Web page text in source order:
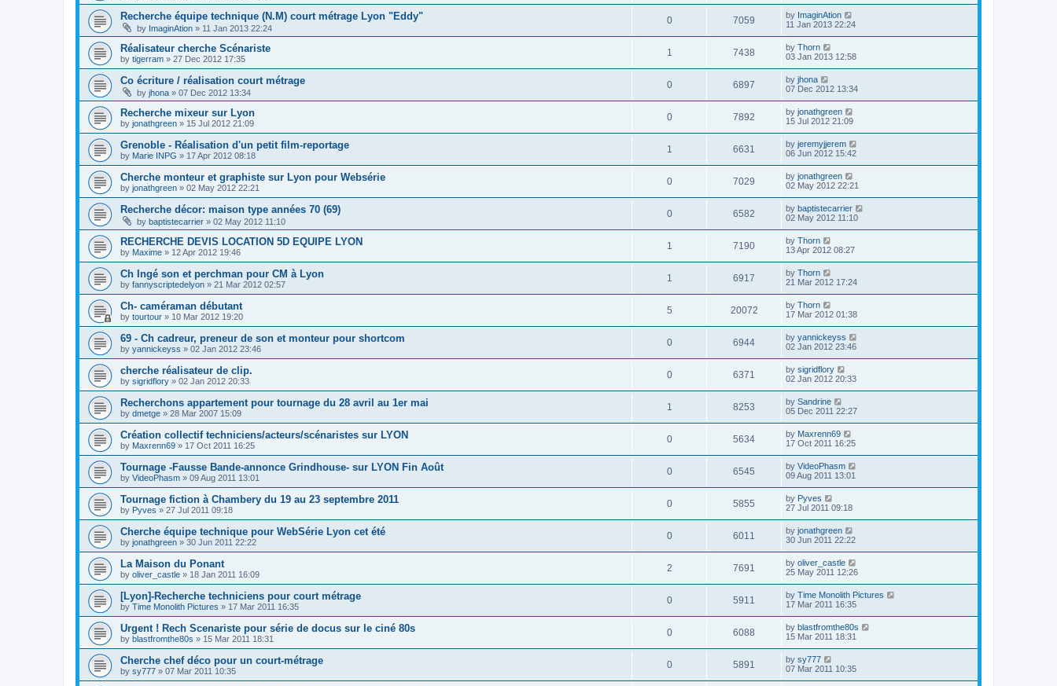
Recherche équipe technique (N.M) court métrage Lyon "Eddy"
by ImaginAtion » 11 Jan 2013 22:24
0 7059 by ImaginAtion
11 Jan 2013 22:24
Réalisateur cherche Scénariste
by tigerram » 27 Dec 2012 17:35
1 7438 by Thorn
03 Jan 2013 12:58
Co écriture / réalisation court métrage
by jhona » 07 Dec 2012 13:34
0 6897 by jhona
07 Dec 2012 13:34
Recherche mixeur sur Lyon
by jonathgreen » 15 Jul 2012 21:09
0 7892 by jonathgreen
15 Jul 2012 21:09
Grenoble - Réalisation d'un petit film-reportage
by Marie INPG » 17 Apr 2012 08:18
1 6631 by jeremyjjerem
06 Jun 2012 15:42
Cherche monteur et graphiste sur Lyon pour Websérie
by jonathgreen » 02 May 2012 22:21
0 7029 by jonathgreen
02 May 2012 22:21
Recherche décor: maison type années 70 (69)
by baptistecarrier » 02 May 2012 11:10
0 6582 by baptistecarrier
02 May 2012 11:10
RECHERCHE DEVIS LOCATION 5D EQUIPE LYON
by Maxime » 12 Apr 2012 19:46
1 7190 by Thorn
13 Apr 2012 08:27
Ch Ingé son et perchman pour CM à Lyon
by fannyscriptedelyon » 21 Mar 2012 02:57
1 6917 by Thorn
21 Mar 2012 17:24
Ch- caméraman débutant
by tourtour » 10 Mar 2012 19:20
5 20072 by Thorn
17 Mar 2012 01:38
69 - Ch cadreur, preneur de son et monteur pour shortcom
by yannickeyss » 02 Jan 2012 23:46
0 6944 by yannickeyss
02 Jan 2012 23:46
cherche réalisateur de clip.
by sigridflory » 02 Jan 2012 20:33
0 6371 by sigridflory
02 Jan 2012 20:33
Recherchons appartement pour tournage du 28 avril au 1er mai
by dmetge » 28 Mar 2007 15:09
1 8253 by Sandrine
05 Dec 2011 22:27
Création collectif techniciens/acteurs/scénaristes sur LYON
by Maxrenn69 » 17 Oct 2011 16:25
0 5634 by Maxrenn69
17 Oct 2011 16:25
Tournage -Fausse Bande-annonce Grindhouse- sur LYON Fin Août
by VideoPhasm » 09 Aug 2011 13:01
0 6545 by VideoPhasm
09 Aug 2011 13:01
Tournage fiction à Chambery du 19 au 23 septembre 2011
by Pyves » 27 Jul 2011 09:18
0 5855 by Pyves
27 Jul 2011 09:18
Cherche équipe technique pour WebSérie Lyon cet été
by jonathgreen » 30 Jun 2011 22:22
0 6011 by jonathgreen
30 Jun 2011 22:22
La Maison du Ponant
by oliver_castle » 18 Jan 2011 16:09
2 7691 by oliver_castle
25 May 2011 12:26
[Lyon]-Recherche techniciens pour court métrage
by Time Monolith Pictures » 17 Mar 2011 16:35
0 5911 by Time Monolith Pictures
17 Mar 2011 16:35
Urgent ! Rech Scenariste pour série de docus sur le ciné 80s
by blastfromthe80s » 15 Mar 2011 18:31
0 6088 by blastfromthe80s
15 Mar 2011 18:31
Cherche chef déco pour un court-métrage
by sy777 » 07 Mar 2011 10:35
0 5891 by sy777
07 Mar 2011 10:35